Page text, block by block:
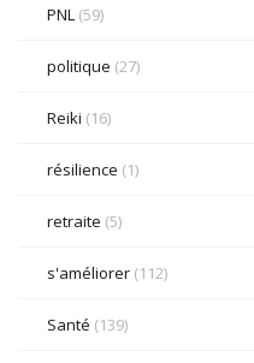
PNL (59)
politique (27)
Reiki (16)
résilience (1)
retraite (5)
s'améliorer (112)
Santé (139)